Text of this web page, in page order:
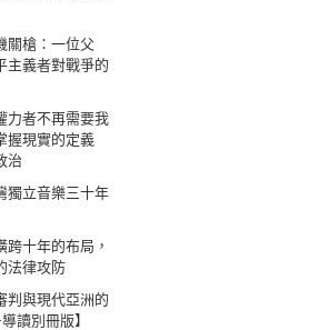
關槍：一位父
主義者對戰爭的
力者不再需要我
握現實的定義
治
獨立音樂三十年
跨十年的布局，
法律攻防
判與現代亞洲的
讀別冊版】